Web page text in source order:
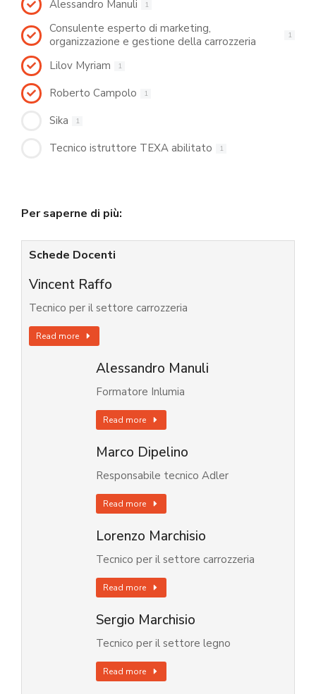
Alessandro Manuli 1
Consulente esperto di marketing,
organizzazione e gestione della carrozzeria
1
Lilov Myriam 1
Roberto Campolo 1
Sika 1
Tecnico istruttore TEXA abilitato 1
Per saperne di più:
Schede Docenti
Vincent Raffo
Tecnico per il settore carrozzeria
Read more
Alessandro Manuli
Formatore Inlumia
Read more
Marco Dipelino
Responsabile tecnico Adler
Read more
Lorenzo Marchisio
Tecnico per il settore carrozzeria
Read more
Sergio Marchisio
Tecnico per il settore legno
Read more